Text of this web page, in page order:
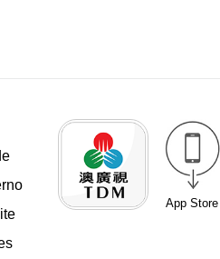
App Store